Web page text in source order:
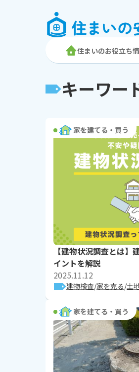
住まいのお役立ち
キーワー
家を建てる・買う
【建物状況調査とは】
イントを解説
2025.11.12
建物検査 家を売る 土
家を建てる・買う